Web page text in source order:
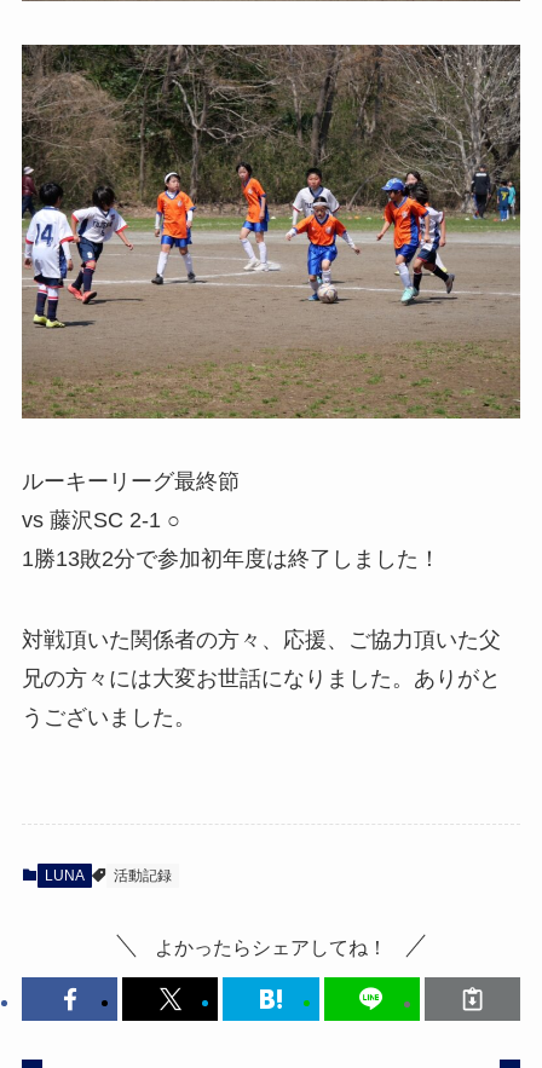
ルーキーリーグ最終節
vs 藤沢SC 2-1 ○
1勝13敗2分で参加初年度は終了しました！
対戦頂いた関係者の方々、応援、ご協力頂いた父
兄の方々には大変お世話になりました。ありがと
うございました。
LUNA 活動記録
よかったらシェアしてね！